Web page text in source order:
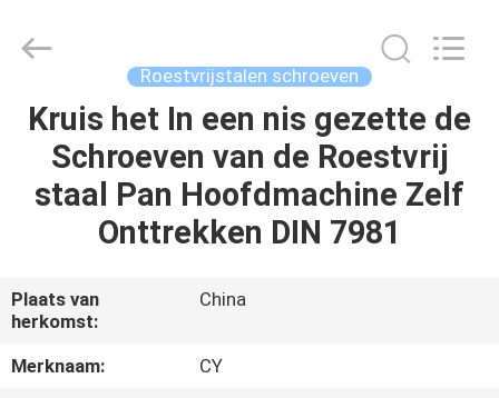
HUIS
PRODUCTEN
ONS
FABRIEKSREIS
Co,LTD.
Roestvrijstalen schroeven
Kruis het In een nis gezette de
Schroeven van de Roestvrij
staal Pan Hoofdmachine Zelf
Onttrekken DIN 7981
Plaats van
herkomst:
China
Merknaam:
CY